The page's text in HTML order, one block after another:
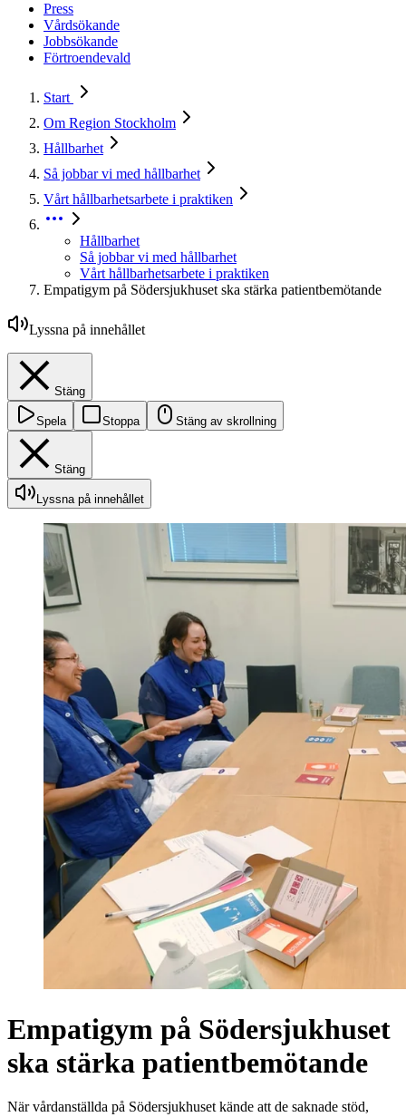
Press
Vårdsökande
Jobbsökande
Förtroendevald
Start
Om Region Stockholm
Hållbarhet
Så jobbar vi med hållbarhet
Vårt hållbarhetsarbete i praktiken
Hållbarhet
Så jobbar vi med hållbarhet
Vårt hållbarhetsarbete i praktiken
Empatigym på Södersjukhuset ska stärka patientbemötande
Lyssna på innehållet
Stäng
Spela Stoppa Stäng av skrollning
Stäng
Lyssna på innehållet
Empatigym på Södersjukhuset
ska stärka patientbemötande
När vårdanställda på Södersjukhuset kände att de saknade stöd,